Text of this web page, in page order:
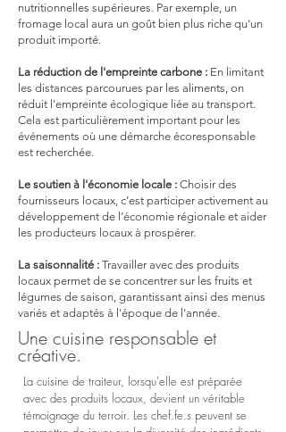
nutritionnelles supérieures. Par exemple, un
fromage local aura un goût bien plus riche qu'un
produit importé.
La réduction de l'empreinte carbone : En limitant
les distances parcourues par les aliments, on
réduit l'empreinte écologique liée au transport.
Cela est particulièrement important pour les
événements où une démarche écoresponsable
est recherchée.
Le soutien à l'économie locale : Choisir des
fournisseurs locaux, c’est participer activement au
développement de l’économie régionale et aider
les producteurs locaux à prospérer.
La saisonnalité : Travailler avec des produits
locaux permet de se concentrer sur les fruits et
légumes de saison, garantissant ainsi des menus
variés et adaptés à l'époque de l'année.
Une cuisine responsable et
créative.
La cuisine de traiteur, lorsqu'elle est préparée
avec des produits locaux, devient un véritable
témoignage du terroir. Les chef.fe.s peuvent se